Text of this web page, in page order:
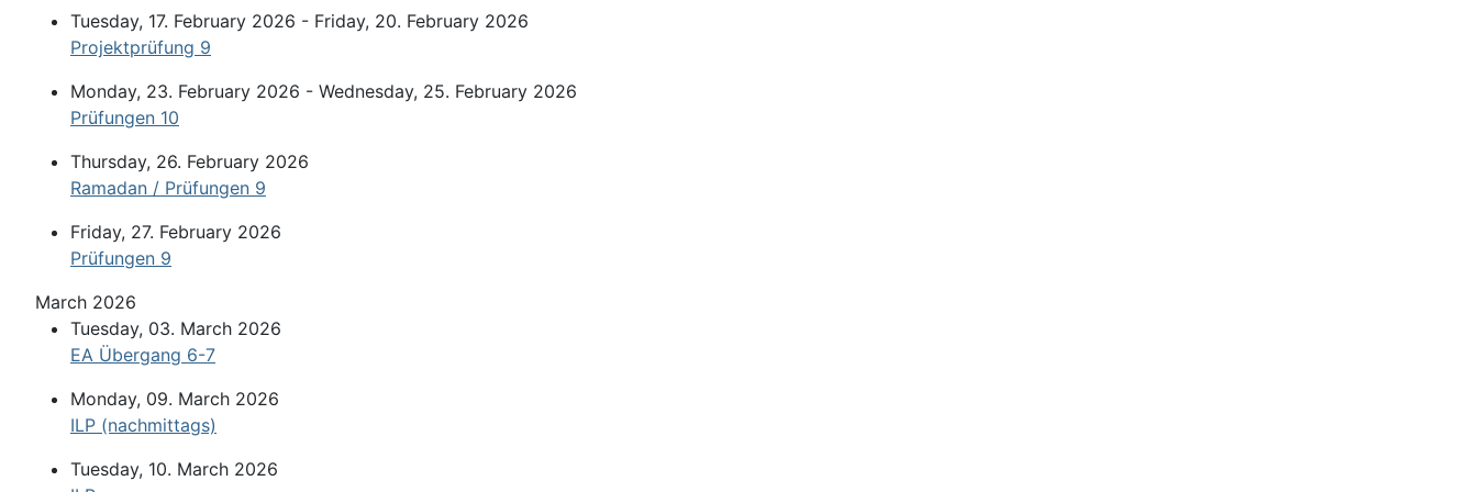
Tuesday, 17. February 2026 - Friday, 20. February 2026
Projektprüfung 9
Monday, 23. February 2026 - Wednesday, 25. February 2026
Prüfungen 10
Thursday, 26. February 2026
Ramadan / Prüfungen 9
Friday, 27. February 2026
Prüfungen 9
March 2026
Tuesday, 03. March 2026
EA Übergang 6-7
Monday, 09. March 2026
ILP (nachmittags)
Tuesday, 10. March 2026